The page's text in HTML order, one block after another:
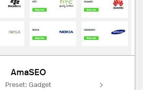
AmaSEO
Preset: Gadget